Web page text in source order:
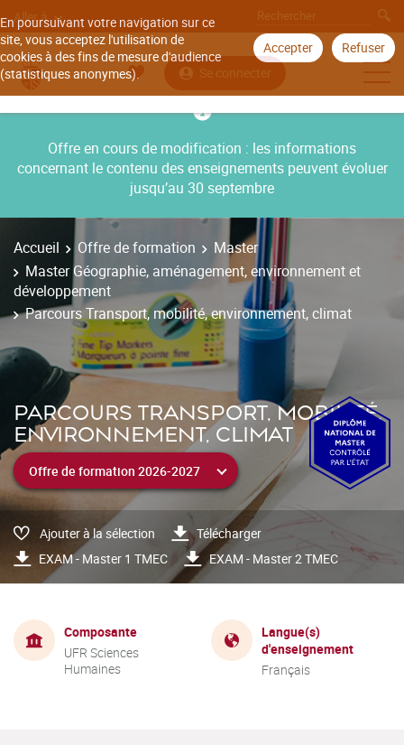
En poursuivant votre navigation sur ce
site, vous acceptez l'utilisation de
cookies à des fins de mesure d'audience
(statistiques anonymes).
Accepter Refuser
Aller à
Se connecter
Offre en cours de modification : les informations
concernant le contenu des enseignements peuvent évoluer
jusqu’au 30 septembre
Accueil Offre de formation
Master
Master Géographie, aménagement, environnement et
développement
Parcours Transport, mobilité, environnement, climat
PARCOURS TRANSPORT, MOBILITÉ,
ENVIRONNEMENT, CLIMAT
Ajouter à la sélection
Télécharger
EXAM - Master 1 TMEC
EXAM - Master 2 TMEC
Composante
UFR Sciences
Humaines
Langue(s)
d'enseignement
Français